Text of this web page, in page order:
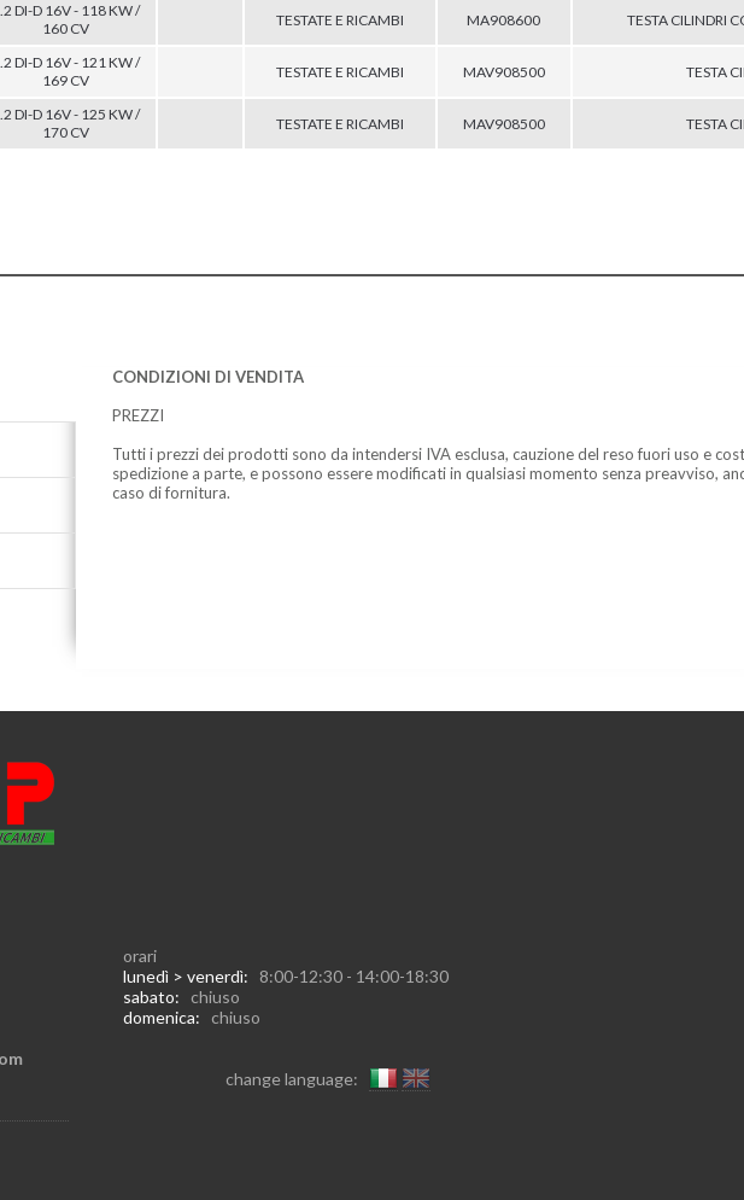
DI-D 16V - 118 KW /
160 CV
TESTATE E RICAMBI MA908600 TESTA CILINDRI
DI-D 16V - 121 KW /
169 CV
TESTATE E RICAMBI MAV908500 TESTA
DI-D 16V - 125 KW /
170 CV
TESTATE E RICAMBI MAV908500 TESTA
CONDIZIONI DI VENDITA
PREZZI
Tutti i prezzi dei prodotti sono da intendersi IVA esclusa, cauzione del reso fuori uso e
spedizione a parte, e possono essere modificati in qualsiasi momento senza preavviso,
caso di fornitura.
orari
lunedì > venerdì: 8:00-12:30 - 14:00-18:30
sabato: chiuso
domenica: chiuso
change language: